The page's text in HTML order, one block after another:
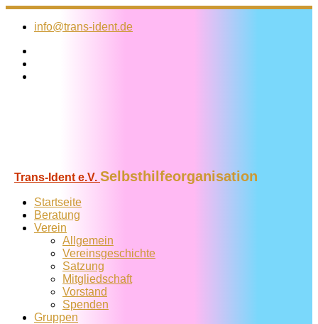
Zum
Inhalt
info@trans-ident.de
Trans-Ident e.V. Selbsthilfeorganisation
Startseite
Beratung
Verein
Allgemein
Vereins­geschichte
Satzung
Mitglied­schaft
Vorstand
Spenden
Gruppen